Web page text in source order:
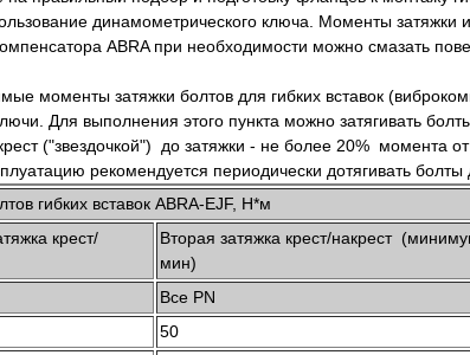
ABRA при необходимости можно смазать
моменты затяжки болтов для гибких вставок
Для выполнения этого пункта можно затягивать
("звездочкой") до затяжки - не более 20% момента
рекомендуется периодически дотягивать
гибких вставок ABRA-EJF, Н*м
крест/
Вторая затяжка крест/накрест
мин)
Все PN
50